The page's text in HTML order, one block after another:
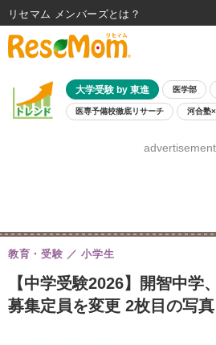
大学受験 by 東進 医学部
医専予備校徹底リサーチ 河合塾
8月開催学校説明会・相
advertisement
【中学受験2026】開智中学
募集定員を変更 2枚目の写
教育・受験 小学生
リセマム メンバーズ